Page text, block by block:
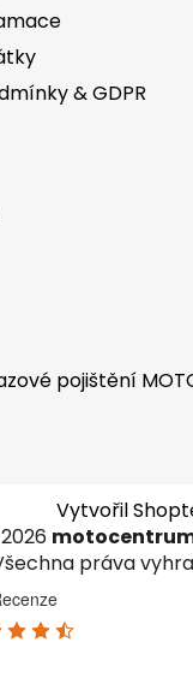
& GDPR
pojištění
Vytvořil
motocentrum
práva